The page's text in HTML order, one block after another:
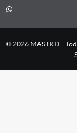
Whatsapp